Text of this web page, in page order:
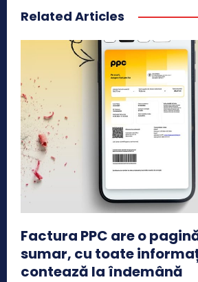
Related Articles
Factura PPC are o
sumar, cu toate
contează la îndemână